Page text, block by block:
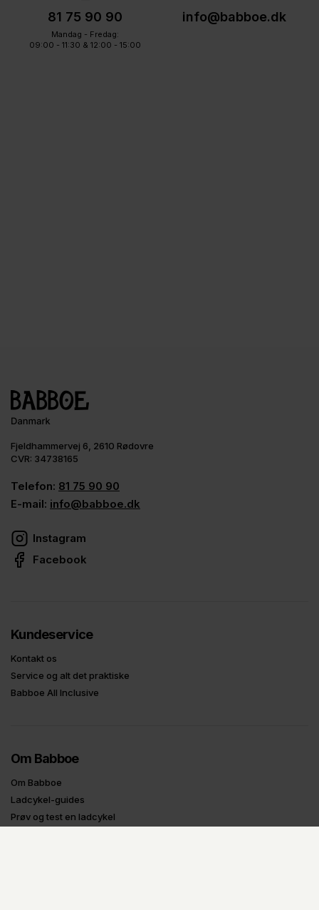
81 75 90 90
Mandag - Fredag:
09:00 - 11:30 & 12:00 - 15:00
info@babboe.dk
Fjeldhammervej 6, 2610 Rødovre
CVR: 34738165
Telefon: 81 75 90 90
E-mail: info@babboe.dk
Instagram
Facebook
Kundeservice
Kontakt os
Service og alt det praktiske
Babboe All Inclusive
Om Babboe
Om Babboe
Ladcykel-guides
Prøv og test en ladcykel